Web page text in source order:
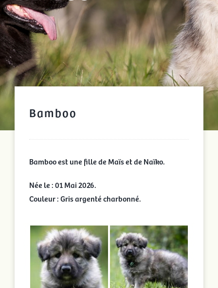
Bamboo
Bamboo est une fille de Maïs et de Naïko.
Née le : 01 Mai 2026.
Couleur : Gris argenté charbonné.